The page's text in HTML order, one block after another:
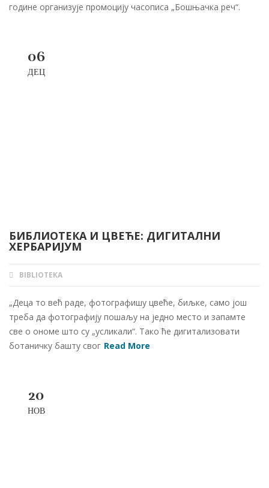
године организује промоцију часописа „Бошњачка реч“.
06
ДЕЦ
БИБЛИОТЕКА И ЦВЕЋЕ: ДИГИТАЛНИ
ХЕРБАРИЈУМ
AUTHOR
BIBLIOTEKA
„Деца то већ раде, фотографишу цвеће, биљке, само још
треба да фотографију пошаљу на једно место и запамте
све о ономе што су „усликали“. Тако ће дигитализовати
ботаничку башту свог Read More
20
НОВ